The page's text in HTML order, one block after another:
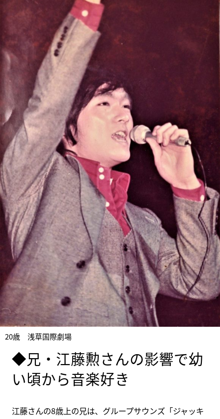
20歳 浅草国際劇場
◆兄・江藤勲さんの影響で幼
い頃から音楽好き
江藤さんの8歳上の兄は、グループサウンズ「ジャッキ